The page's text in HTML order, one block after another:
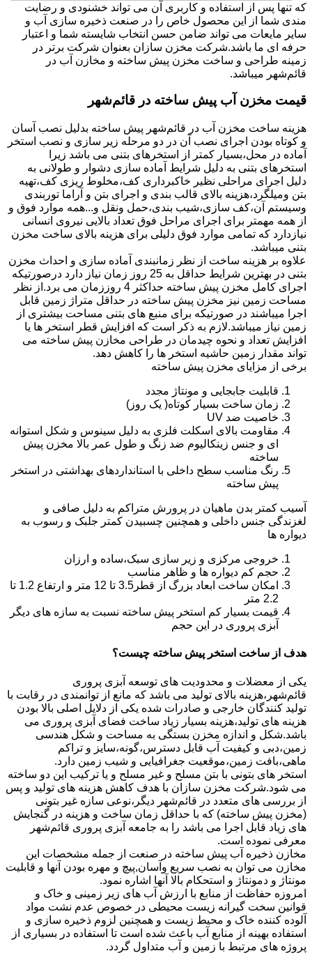
که تنها پس از استفاده و کاربری آن می تواند خشنودی و رضایت
مندی شما از این محصول خاص را در صنعت ذخیره سازی آب و
سایر مایعات می تواند ضامن حسن انتخاب شایسته شما و اعتبار
حرفه ای ما باشد.شرکت مخزن سازان بعنوان شرکت برتر در
زمینه طراحی و ساخت مخزن پیش ساخته و مخازن آب در
قائم‌شهر میباشد.
قیمت مخزن آب پیش ساخته در قائم‌شهر
هزینه ساخت مخزن آب در قائم‌شهر پیش ساخته بدلیل نصب آسان
و کوتاه بودن اجرای نصب آن در دو مرحله زیر سازی و نصب استخر
آماده در محل،بسیار کمتر از استخرهای بتنی می باشد زیرا
استخرهای بتنی به دلیل شرایط آماده سازی دشوار و طولانی به
دلیل اجرای مراحلی نظیر خاکبرداری کف،مخلوط ریزی کف،تهیه
بتن ومیلگرد،هزینه بالای قالب بندی و اجرای بتن و آراما توربندی
وسیستم آن،کف سازی،شیب بندی،حمل ونقل و...همه موارد فوق و
از همه مهمتر برای اجرای مراحل فوق تعداد بالایی نیروی انسانی
نیازدارد که تمامی موارد فوق دلیلی برای هزینه بالای ساخت مخزن
بتنی میباشد.
علاوه بر هزینه ساخت از نظر زمانبندی آماده سازی و احداث مخزن
بتنی در بهترین شرایط حداقل به 25 روز زمان نیاز دارد درصورتیکه
اجرای کامل مخزن پیش ساخته حداکثر 4 روززمان می برد.از نظر
مساحت زمین نیز مخزن پیش ساخته در حداقل متراژ زمین قابل
اجرا میباشند در صورتیکه برای منبع های بتنی مساحت بیشتری از
زمین نیاز میباشد.لازم به ذکر است که افزایش قطر استخر ها یا
افزایش تعداد و نحوه چیدمان در طراحی مخازن پیش ساخته می
تواند مقدار زمین حاشیه استخر ها را کاهش دهد.
برخی از مزایای مخزن پیش ساخته
قابلیت جابجایی و مونتاژ مجدد
زمان ساخت بسیار کوتاه( یک روز)
خاصیت ضد UV
مقاومت بالای اسکلت فلزی به دلیل سینوس و شکل استوانه
ای و جنس زینکالیوم ضد زنگ و طول عمر بالا مخزن پیش
ساخته
رنگ مناسب سطح داخلی با استانداردهای بهداشتی در استخر
پیش ساخته
آسیب کمتر بدن ماهیان در پرورش متراکم به دلیل صافی و
لغزندگی جنس داخلی و همچنین چسبیدن کمتر جلبک و رسوب به
دیواره ها
خروجی مرکزی و زیر سازی سبک،ساده و ارزان
حجم کم دیواره ها و ظاهر مناسب
امکان ساخت ابعاد بزرگ از قطر3.5 تا 12 متر و ارتفاع 1.2 تا
2.2 متر
قیمت بسیار کم استخر پیش ساخته نسبت به سازه های دیگر
آبزی پروری در این حجم
هدف از ساخت استخر پیش ساخته چیست؟
یکی از معضلات و محدودیت های توسعه آبزی پروری
قائم‌شهر،هزینه بالای تولید می باشد که مانع از توانمندی در رقابت با
تولید کنندگان خارجی و صادرات شده یکی از دلایل اصلی بالا بودن
هزینه های تولید،هزینه بسیار زیاد ساخت فضای آبزی پروری می
باشد.شکل و اندازه مخزن بستگی به مساحت و شکل هندسی
زمین،دبی و کیفیت آب قابل دسترس،گونه،سایز و تراکم
ماهی،بافت زمین،موقعیت جغرافیایی و شیب زمین دارد.
استخر های بتونی با بتن مسلح و غیر مسلح و یا ترکیب این دو ساخته
می شود.شرکت مخزن سازان با هدف کاهش هزینه های تولید و پس
از بررسی های متعدد در قائم‌شهر دیگر،نوعی سازه غیر بتونی
(مخزن پیش ساخته) که با حداقل زمان ساخت و هزینه در گنجایش
های زیاد قابل اجرا می باشد را به جامعه آبزی پروری قائم‌شهر
معرفی نموده است.
مخازن ذخیره آب پیش ساخته در صنعت از جمله مشخصات این
مخازن می توان به نصب سریع وآسان,پیچ و مهره بودن آنها و قابلیت
مونتاژ و دمونتاژ و استحکام بالا آنها اشاره نمود.
امروزه حفاظت از منابع با ارزش آب های زیر زمینی و خاک و
قوانین سخت گیرانه زیست محیطی در خصوص عدم نشت مواد
آلوده کننده خاک و محیط زیست و همچنین لزوم ذخیره سازی و
استفاده بهینه از منابع آب باعث شده است تا استفاده در بسیاری از
پروژه های مرتبط با زمین و آب متداول گردد.